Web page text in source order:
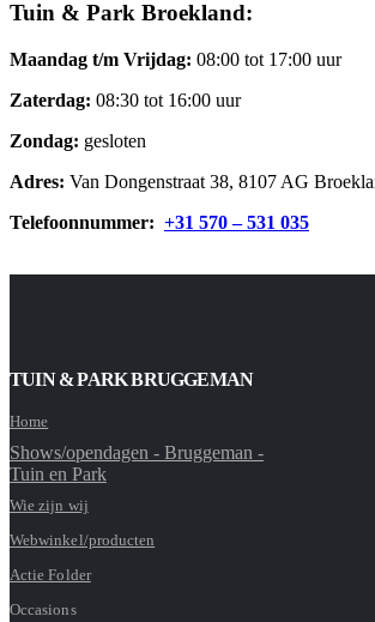
Tuin & Park Broekland:
Maandag t/m Vrijdag: 08:00 tot 17:00 uur
Zaterdag: 08:30 tot 16:00 uur
Zondag: gesloten
Adres: Van Dongenstraat 38, 8107 AG
Telefoonnummer: +31 570 – 531 035
TUIN & PARK BRUGGEMAN
Home
Shows/opendagen - Bruggeman -
Tuin en Park
Wie zijn wij
Webwinkel/producten
Actie Folder
Occasions